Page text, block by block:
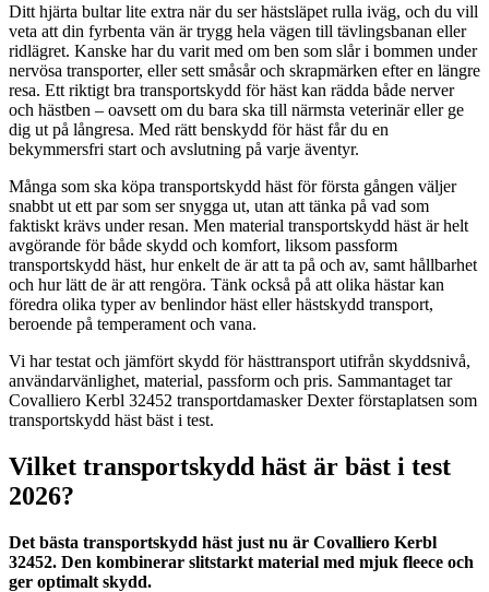
Ditt hjärta bultar lite extra när du ser hästsläpet rulla iväg, och du vill
veta att din fyrbenta vän är trygg hela vägen till tävlingsbanan eller
ridlägret. Kanske har du varit med om ben som slår i bommen under
nervösa transporter, eller sett småsår och skrapmärken efter en längre
resa. Ett riktigt bra transportskydd för häst kan rädda både nerver
och hästben – oavsett om du bara ska till närmsta veterinär eller ge
dig ut på långresa. Med rätt benskydd för häst får du en
bekymmersfri start och avslutning på varje äventyr.
Många som ska köpa transportskydd häst för första gången väljer
snabbt ut ett par som ser snygga ut, utan att tänka på vad som
faktiskt krävs under resan. Men material transportskydd häst är helt
avgörande för både skydd och komfort, liksom passform
transportskydd häst, hur enkelt de är att ta på och av, samt hållbarhet
och hur lätt de är att rengöra. Tänk också på att olika hästar kan
föredra olika typer av benlindor häst eller hästskydd transport,
beroende på temperament och vana.
Vi har testat och jämfört skydd för hästtransport utifrån skyddsnivå,
användarvänlighet, material, passform och pris. Sammantaget tar
Covalliero Kerbl 32452 transportdamasker Dexter förstaplatsen som
transportskydd häst bäst i test.
Vilket transportskydd häst är bäst i test
2026?
Det bästa transportskydd häst just nu är Covalliero Kerbl
32452. Den kombinerar slitstarkt material med mjuk fleece och
ger optimalt skydd.